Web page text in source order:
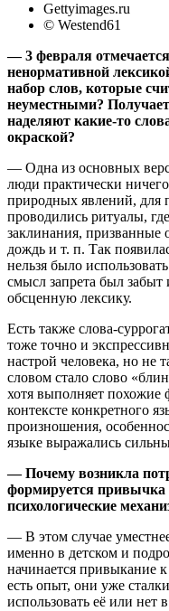
Gettyimages.ru
© Westend61
— 3 февраля
ненормативной
набор слов, которые
неуместными?
наделяют какие-то
окраской?
— Одна из основных
люди практически
природных явлений, для
проводились ритуалы,
заклинания, призванные
дождь и т. п. Так
нельзя было
смысл запрета был забыт
обсценную лексику.
Есть также слова-
тоже точно и
настрой человека, но не
словом стало слово
хотя выполняет похожие
контексте конкретного
произношения,
языке выражались
—Почему возникла
формируется привычка
психологические
— В этом случае
именно в детском и
начинается привыкание
есть опыт, они уже
использовать её или нет